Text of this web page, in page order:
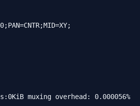
muxing overhead: 0.000056%